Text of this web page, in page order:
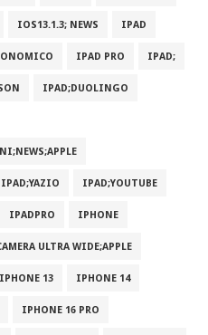
IOS13.1.3; NEWS IPAD
IPAD PRO IPAD;
IPAD;DUOLINGO
IPAD;YAZIO IPAD;YOUTUBE
IPADPRO IPHONE
ULTRA WIDE;APPLE
IPHONE 13 IPHONE 14
IPHONE 16 PRO